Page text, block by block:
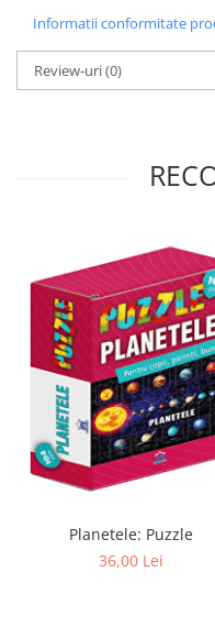
Informatii conformitate
Review-uri(0)
Planetele: Puzzle
36,00 Lei